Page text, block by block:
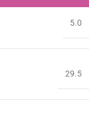
5.0
29.5